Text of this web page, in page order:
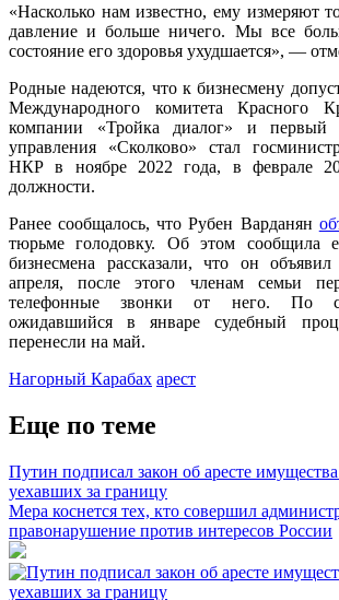
«Насколько нам известно, ему измеряют
давление и больше ничего. Мы все
состояние его здоровья ухудшается», —
Родные надеются, что к бизнесмену
Международного комитета Красного
компании «Тройка диалог» и первый
управления «Сколково» стал
НКР в ноябре 2022 года, в феврале
должности.
Ранее сообщалось, что Рубен Варданян
тюрьме голодовку. Об этом сообщила
бизнесмена рассказали, что он
апреля, после этого членам семьи
телефонные звонки от него. По
ожидавшийся в январе судебный
перенесли на май.
Нагорный Карабах арест
Еще по теме
Путин подписал закон об аресте
уехавших за границу
Мера коснется тех, кто совершил
правонарушение против интересов России